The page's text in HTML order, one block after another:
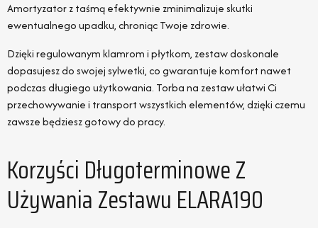
Amortyzator z taśmą efektywnie zminimalizuje skutki
ewentualnego upadku, chroniąc Twoje zdrowie.
Dzięki regulowanym klamrom i płytkom, zestaw doskonale
dopasujesz do swojej sylwetki, co gwarantuje komfort nawet
podczas długiego użytkowania. Torba na zestaw ułatwi Ci
przechowywanie i transport wszystkich elementów, dzięki czemu
zawsze będziesz gotowy do pracy.
Korzyści Długoterminowe Z
Używania Zestawu ELARA190